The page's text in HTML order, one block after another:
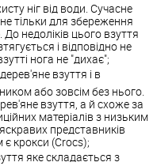
ніг від води. Сучасне
тільки для збереження
До недоліків цього взуття
і відповідно не
нога не "дихає";
взуття і в
або зовсім без нього.
взуття, а й схоже за
матеріалів з низьким
представників
є крокси (Crocs);
яке складається з